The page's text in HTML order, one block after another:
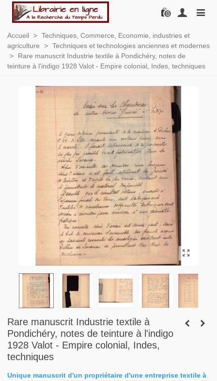
0
Accueil > Techniques, Commerce, Economie, industries et
agriculture
> Techniques et technologies anciennes et modernes
>
Rare manuscrit Industrie textile à Pondichéry, notes de
teinture à l'indigo 1928 Valot - Empire colonial, Indes, techniques
Rare manuscrit Industrie textile à
Pondichéry, notes de teinture à l'indigo
1928 Valot - Empire colonial, Indes,
techniques
Unique manuscrit d'un propriétaire d'une entreprise textile à